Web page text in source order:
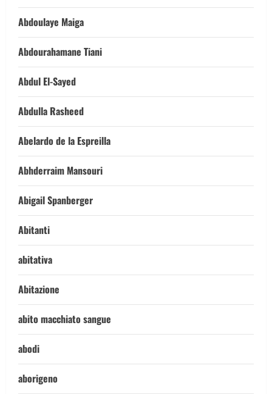
Abdoulaye Maiga
Abdourahamane Tiani
Abdul El-Sayed
Abdulla Rasheed
Abelardo de la Espreilla
Abhderraim Mansouri
Abigail Spanberger
Abitanti
abitativa
Abitazione
abito macchiato sangue
abodi
aborigeno